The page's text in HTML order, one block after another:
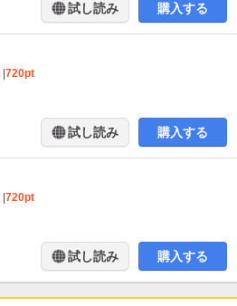
試し読み 購入する
|720pt
試し読み 購入する
|720pt
試し読み 購入する